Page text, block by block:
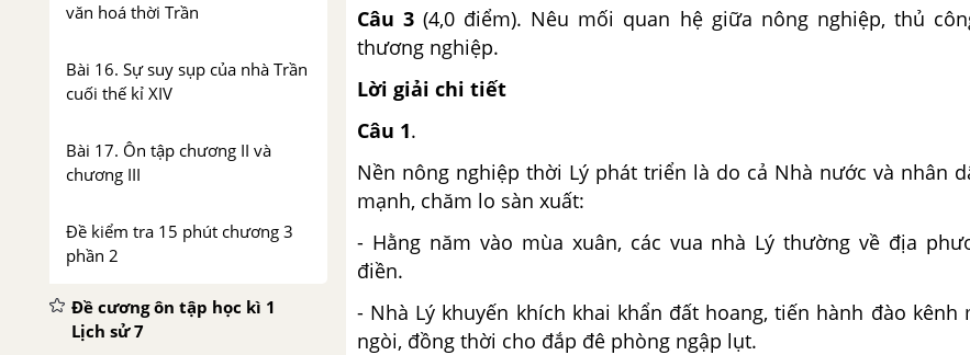
văn hoá thời Trần
Bài 16. Sự suy sụp của nhà Trần
cuối thế kỉ XIV
Bài 17. Ôn tập chương II và
chương III
Đề kiểm tra 15 phút chương 3
phần 2
Đề cương ôn tập học kì 1
Lịch sử 7
Câu 3 (4,0 điểm). Nêu mối quan hệ giữa nông nghiệp, thủ
thương nghiệp.
Lời giải chi tiết
Câu 1.
Nền nông nghiệp thời Lý phát triển là do cả Nhà nước và nhân
mạnh, chăm lo sàn xuất:
- Hằng năm vào mùa xuân, các vua nhà Lý thường về địa
điền.
- Nhà Lý khuyến khích khai khẩn đất hoang, tiến hành đào kênh
ngòi, đồng thời cho đắp đê phòng ngập lụt.